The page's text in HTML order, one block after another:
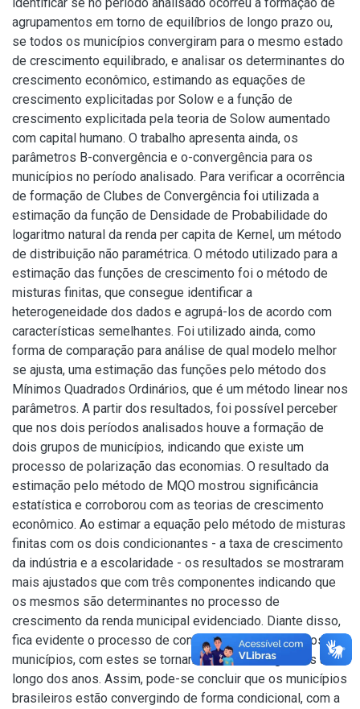
agrupamentos em torno de equilíbrios de longo prazo ou,
se todos os municípios convergiram para o mesmo estado
de crescimento equilibrado, e analisar os determinantes do
crescimento econômico, estimando as equações de
crescimento explicitadas por Solow e a função de
crescimento explicitada pela teoria de Solow aumentado
com capital humano. O trabalho apresenta ainda, os
parâmetros B-convergência e o-convergência para os
municípios no período analisado. Para verificar a ocorrência
de formação de Clubes de Convergência foi utilizada a
estimação da função de Densidade de Probabilidade do
logaritmo natural da renda per capita de Kernel, um método
de distribuição não paramétrica. O método utilizado para a
estimação das funções de crescimento foi o método de
misturas finitas, que consegue identificar a
heterogeneidade dos dados e agrupá-los de acordo com
características semelhantes. Foi utilizado ainda, como
forma de comparação para análise de qual modelo melhor
se ajusta, uma estimação das funções pelo método dos
Mínimos Quadrados Ordinários, que é um método linear nos
parâmetros. A partir dos resultados, foi possível perceber
que nos dois períodos analisados houve a formação de
dois grupos de municípios, indicando que existe um
processo de polarização das economias. O resultado da
estimação pelo método de MQO mostrou significância
estatística e corroborou com as teorias de crescimento
econômico. Ao estimar a equação pelo método de misturas
finitas com os dois condicionantes - a taxa de crescimento
da indústria e a escolaridade - os resultados se mostraram
mais ajustados que com três componentes indicando que
os mesmos são determinantes no processo de
crescimento da renda municipal evidenciado. Diante disso,
fica evidente o processo de convergência de renda dos
municípios, com estes se tornando mais homogêneos ao
longo dos anos. Assim, pode-se concluir que os municípios
brasileiros estão convergindo de forma condicional, com a